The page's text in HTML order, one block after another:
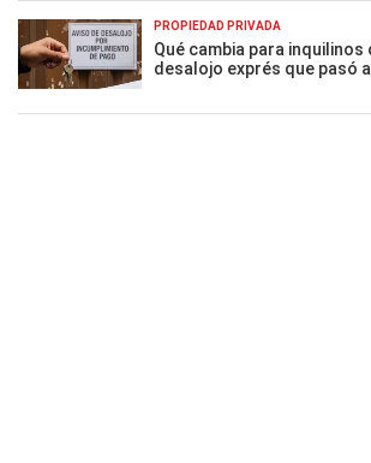
PROPIEDAD PRIVADA
Qué cambia para inquilinos
desalojo exprés que pasó